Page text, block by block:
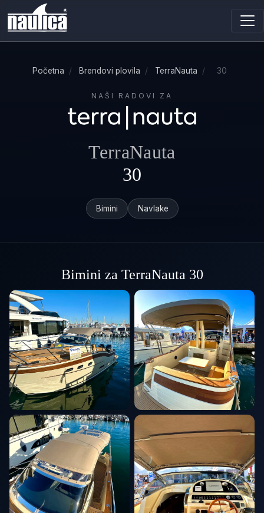
Početna / Brendovi plovila / TerraNauta / 30
NAŠI RADOVI ZA
TerraNauta
30
Bimini Navlake
Bimini za TerraNauta 30